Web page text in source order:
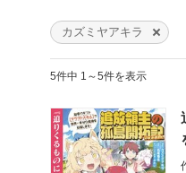
カズミヤアキラ
5件中 1～5件を表示